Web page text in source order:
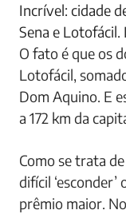
Incrível: cidade
Sena e Lotofácil.
O fato é que os
Lotofácil,
Dom Aquino. E
a 172 km da
Como se trata
difícil
prêmio maior.